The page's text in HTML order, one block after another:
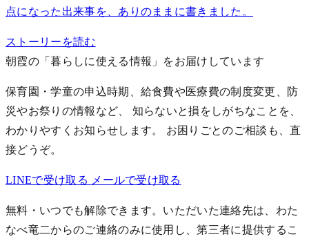
点になった出来事を、ありのままに書きました。
ストーリーを読む
朝霞の「暮らしに使える情報」をお届けしています
保育園・学童の申込時期、給食費や医療費の制度変更、防
災やお祭りの情報など、 知らないと損をしがちなことを、
わかりやすくお知らせします。 お困りごとのご相談も、直
接どうぞ。
LINEで受け取る メールで受け取る
無料・いつでも解除できます。いただいた連絡先は、わた
なべ竜二からのご連絡のみに使用し、第三者に提供するこ